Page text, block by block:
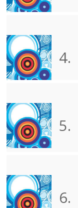
4.
5.
6.